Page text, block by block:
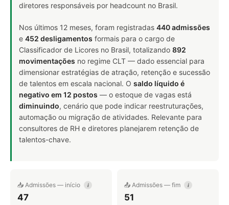
diretores responsáveis por headcount no Brasil.
Nos últimos 12 meses, foram registradas 440 admissões
e 452 desligamentos formais para o cargo de
Classificador de Licores no Brasil, totalizando 892
movimentações no regime CLT — dado essencial para
dimensionar estratégias de atração, retenção e sucessão
de talentos em escala nacional. O saldo líquido é
negativo em 12 postos — o estoque de vagas está
diminuindo, cenário que pode indicar reestruturações,
automação ou migração de atividades. Relevante para
consultores de RH e diretores planejarem retenção de
talentos-chave.
📥 Admissões — início i
47
📤 Admissões — fim i
51